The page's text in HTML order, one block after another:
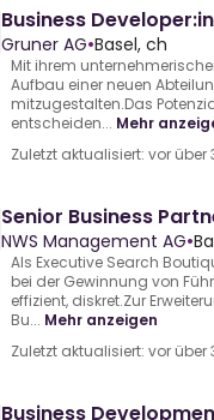
Business
Gruner AG•Basel, ch
Mit ihrem
Aufbau einer neuen
mitzugestalten.Das
entscheiden... Mehr
Zuletzt aktualisiert: vor über
Senior Business
NWS Management AG•
Als Executive Search
bei der Gewinnung von
effizient, diskret.Zur
Bu... Mehr anzeigen
Zuletzt aktualisiert: vor über
Business